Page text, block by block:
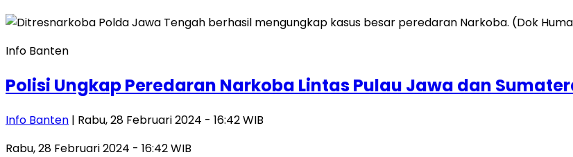
Info Banten
Polisi Ungkap Peredaran Narkoba Lintas Pulau Jawa dan
Info Banten | Rabu, 28 Februari 2024 - 16:42 WIB
Rabu, 28 Februari 2024 - 16:42 WIB